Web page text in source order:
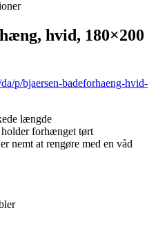
hvid, 180×200
p/bjaersen-badeforhaeng-hvid-
længde
forhænget tørt
nemt at rengøre med en våd